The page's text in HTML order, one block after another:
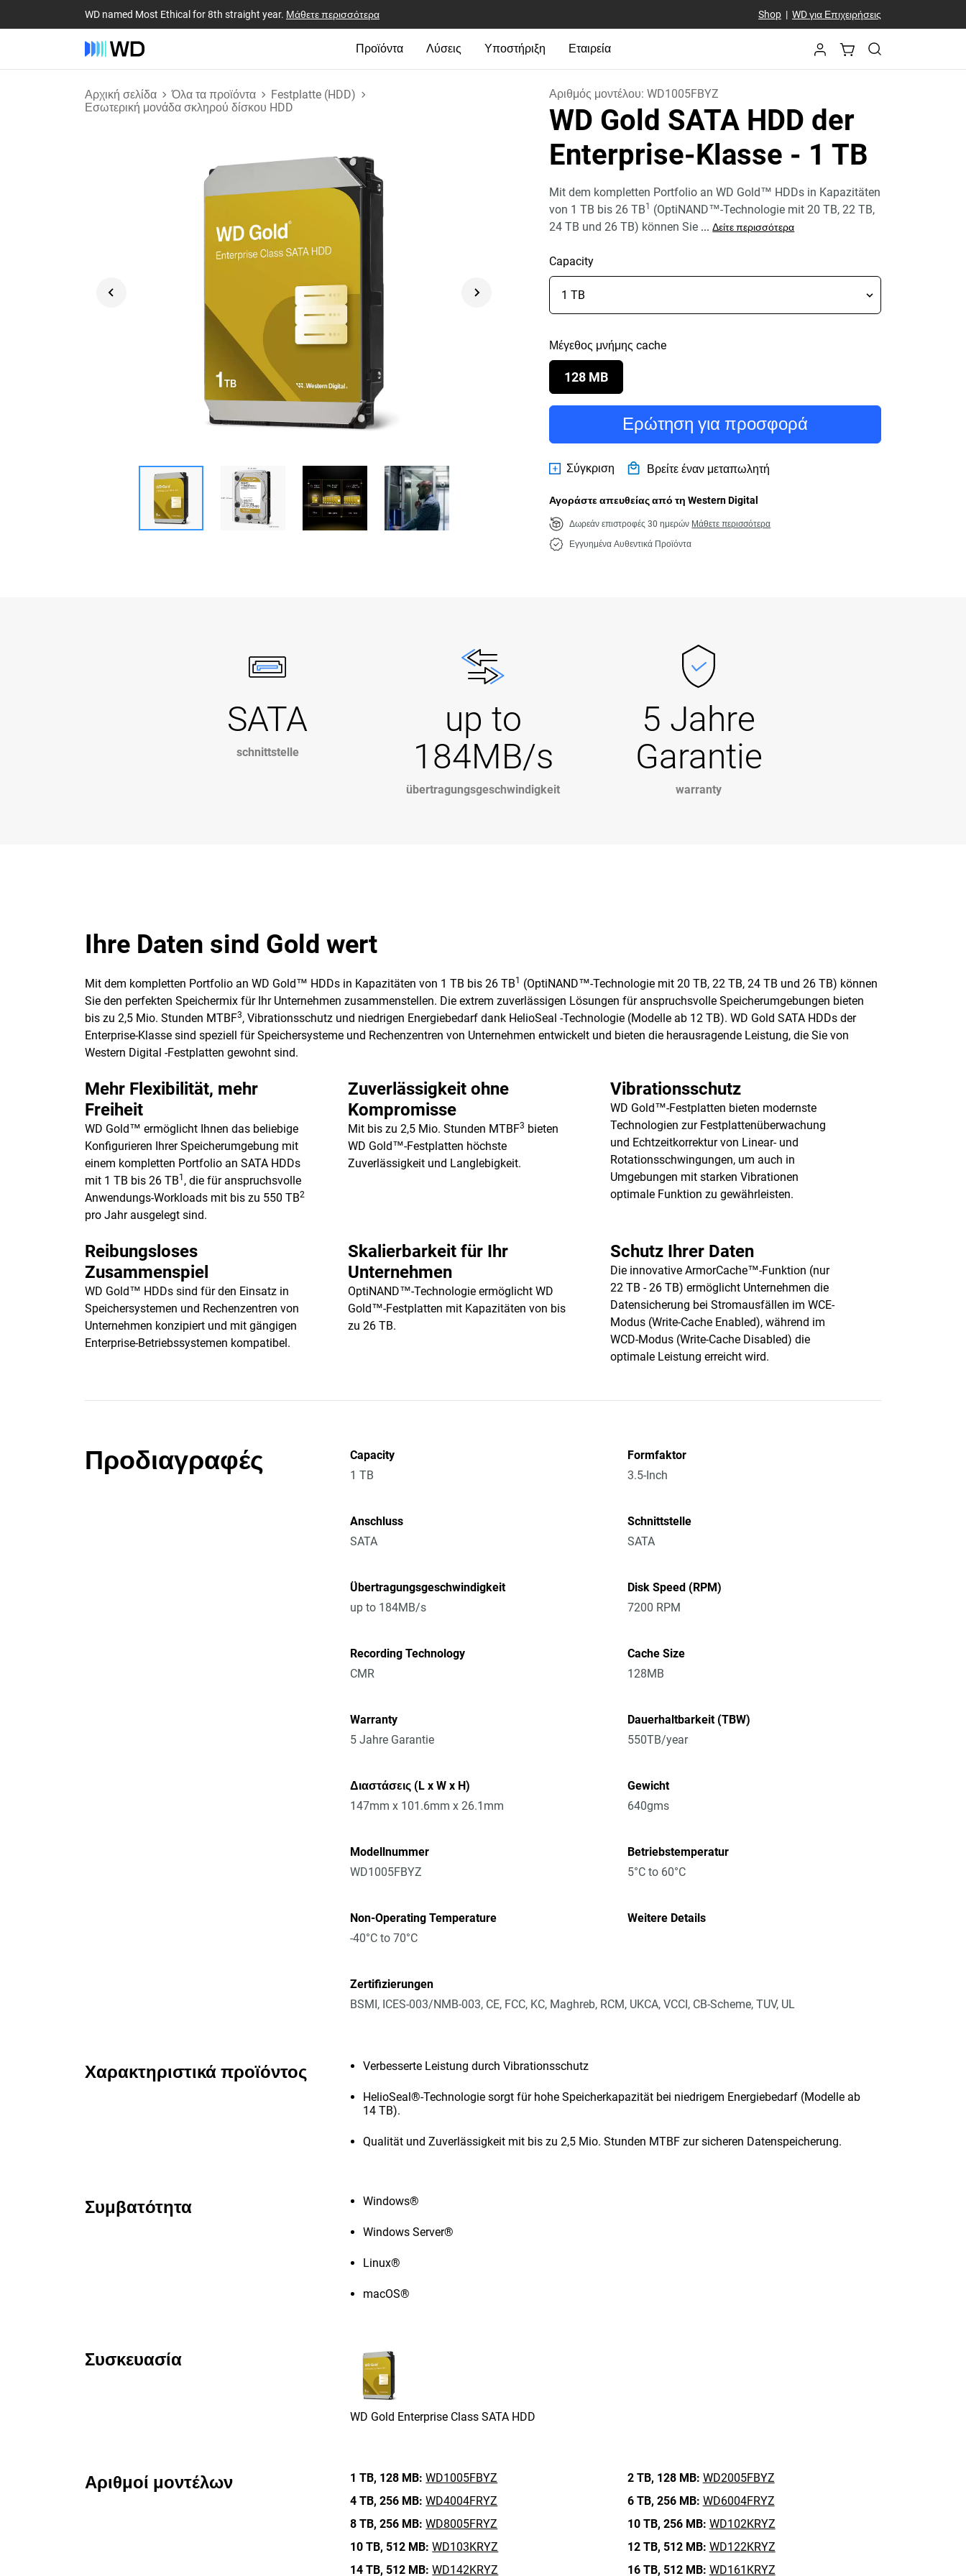
WD named Most Ethical for 8th straight year. Μάθετε περισσότερα Shop| WD για Επιχειρήσεις
Προϊόντα Λύσεις Υποστήριξη Εταιρεία
Αρχική σελίδα Όλα τα προϊόντα
Festplatte (HDD)
Εσωτερική μονάδα σκληρού δίσκου HDD
Αριθμός μοντέλου:WD1005FBYZ
WD Gold SATA HDD der
Enterprise-Klasse - 1 TB
Mit dem kompletten Portfolio an WD Gold™ HDDs in Kapazitäten
von 1 TB bis 26 TB1
(OptiNAND™-Technologie mit 20 TB, 22 TB,
24 TB und 26 TB) können Sie ... Δείτε περισσότερα
Capacity
Μέγεθος μνήμης cache
128 MB
Ερώτηση για προσφορά
Σύγκριση Βρείτε έναν μεταπωλητή
Αγοράστε απευθείας από τη Western Digital
Δωρεάν επιστροφές 30 ημερών Μάθετε περισσότερα
Εγγυημένα Αυθεντικά Προϊόντα
SATA
schnittstelle
up to
184MB/s
übertragungsgeschwindigkeit
5 Jahre
Garantie
warranty
Ihre Daten sind Gold wert
Mit dem kompletten Portfolio an WD Gold™ HDDs in Kapazitäten von 1 TB bis 26 TB1
(OptiNAND™-Technologie mit 20 TB, 22 TB, 24 TB und 26 TB) können
Sie den perfekten Speichermix für Ihr Unternehmen zusammenstellen. Die extrem zuverlässigen Lösungen für anspruchsvolle Speicherumgebungen bieten
bis zu 2,5 Mio. Stunden MTBF3, Vibrationsschutz und niedrigen Energiebedarf dank HelioSeal -Technologie (Modelle ab 12 TB). WD Gold SATA HDDs der
Enterprise-Klasse sind speziell für Speichersysteme und Rechenzentren von Unternehmen entwickelt und bieten die herausragende Leistung, die Sie von
Western Digital -Festplatten gewohnt sind.
Mehr Flexibilität, mehr
Freiheit
WD Gold™ ermöglicht Ihnen das beliebige
Konfigurieren Ihrer Speicherumgebung mit
einem kompletten Portfolio an SATA HDDs
mit 1 TB bis 26 TB1 , die für anspruchsvolle
Anwendungs-Workloads mit bis zu 550 TB2
pro Jahr ausgelegt sind.
Zuverlässigkeit ohne
Kompromisse
Mit bis zu 2,5 Mio. Stunden MTBF3 bieten
WD Gold™-Festplatten höchste
Zuverlässigkeit und Langlebigkeit.
Vibrationsschutz
WD Gold™-Festplatten bieten modernste
Technologien zur Festplattenüberwachung
und Echtzeitkorrektur von Linear- und
Rotationsschwingungen, um auch in
Umgebungen mit starken Vibrationen
optimale Funktion zu gewährleisten.
Reibungsloses
Zusammenspiel
WD Gold™ HDDs sind für den Einsatz in
Speichersystemen und Rechenzentren von
Unternehmen konzipiert und mit gängigen
Enterprise-Betriebssystemen kompatibel.
Skalierbarkeit für Ihr
Unternehmen
OptiNAND™-Technologie ermöglicht WD
Gold™-Festplatten mit Kapazitäten von bis
zu 26 TB.
Schutz Ihrer Daten
Die innovative ArmorCache™-Funktion (nur
22 TB - 26 TB) ermöglicht Unternehmen die
Datensicherung bei Stromausfällen im WCE-
Modus (Write-Cache Enabled), während im
WCD-Modus (Write-Cache Disabled) die
optimale Leistung erreicht wird.
Προδιαγραφές
Capacity
1 TB
Formfaktor
3.5-Inch
Anschluss
SATA
Schnittstelle
SATA
Übertragungsgeschwindigkeit
up to 184MB/s
Disk Speed (RPM)
7200 RPM
Recording Technology
CMR
Cache Size
128MB
Warranty
5 Jahre Garantie
Dauerhaltbarkeit (TBW)
550TB/year
Διαστάσεις (L x W x H)
147mm x 101.6mm x 26.1mm
Gewicht
640gms
Modellnummer
WD1005FBYZ
Betriebstemperatur
5°C to 60°C
Non-Operating Temperature
-40°C to 70°C
Weitere Details
Zertifizierungen
BSMI, ICES-003/NMB-003, CE, FCC, KC, Maghreb, RCM, UKCA, VCCI, CB-Scheme, TUV, UL
Χαρακτηριστικά προϊόντος Verbesserte Leistung durch Vibrationsschutz
HelioSeal®-Technologie sorgt für hohe Speicherkapazität bei niedrigem Energiebedarf (Modelle ab
14 TB).
Qualität und Zuverlässigkeit mit bis zu 2,5 Mio. Stunden MTBF zur sicheren Datenspeicherung.
Συμβατότητα Windows®
Windows Server®
Linux®
macOS®
Συσκευασία
WD Gold Enterprise Class SATA HDD
Αριθμοί μοντέλων 1 TB, 128 MB: WD1005FBYZ 2 TB, 128 MB: WD2005FBYZ
4 TB, 256 MB: WD4004FRYZ 6 TB, 256 MB: WD6004FRYZ
8 TB, 256 MB: WD8005FRYZ 10 TB, 256 MB: WD102KRYZ
10 TB, 512 MB: WD103KRYZ 12 TB, 512 MB: WD122KRYZ
14 TB, 512 MB: WD142KRYZ 16 TB, 512 MB: WD161KRYZ